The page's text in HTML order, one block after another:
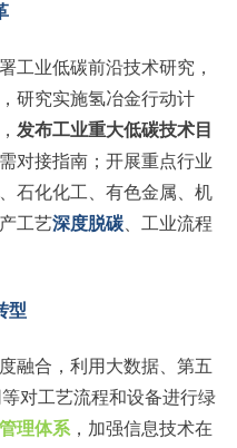
工业低碳前沿技术研究，
研究实施氢冶金行动计
发布工业重大低碳技术目
对接指南；开展重点行业
石化化工、有色金属、机
工艺深度脱碳、工业流程
型
融合，利用大数据、第五
对工艺流程和设备进行绿
理体系，加强信息技术在